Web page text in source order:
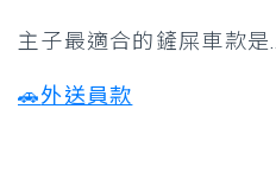
主子最適合的鏟屎車款是…
🚗外送員款